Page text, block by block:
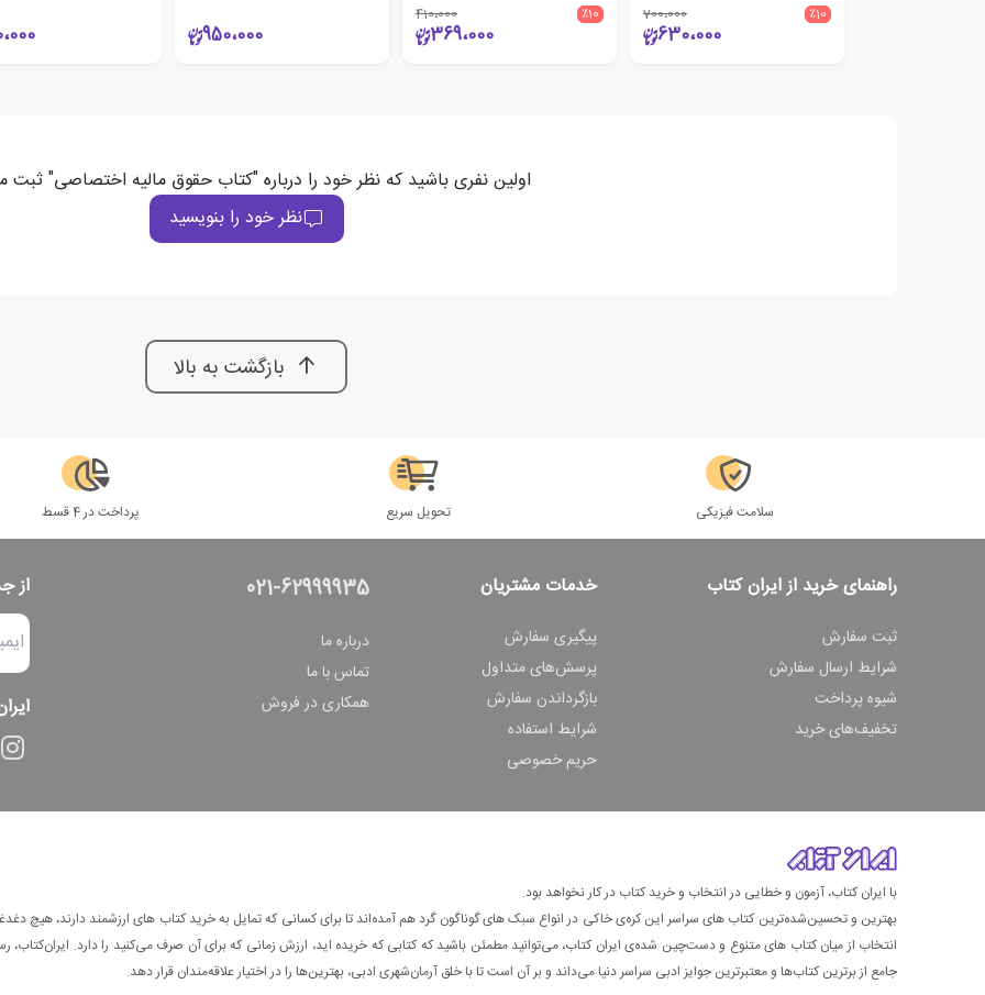
٪10 700،000
630،000
٪10 410،000
369،000 950،000
اولین نفری باشید که نظر خود را درباره "کتاب حقوق مالیه اختصاصی" ثبت
نظر خود را بنویسید
بازگشت به بالا
سلامت فیزیکی تحویل سریع پرداخت در 4 قسط
راهنمای خرید از ایران کتاب
ثبت سفارش
شرایط ارسال سفارش
شیوه پرداخت
تخفیف‌های خرید
خدمات مشتریان
پیگیری سفارش
پرسش‌های متداول
بازگرداندن سفارش
شرایط استفاده
حریم خصوصی
021-62999935
درباره ما
تماس با ما
همکاری در فروش
از
با ایران کتاب، آزمون و خطایی در انتخاب و خرید کتاب در کار نخواهد بود.
بهترین و تحسین‌شده‌ترین کتاب‌ های سراسر این کره‌ی خاکی در انواع سبک های گوناگون گرد هم آمده‌اند تا برای کسانی که تمایل به خرید کتاب های ارزشمند دارند، هیچ
انتخاب از میان کتاب های متنوع و دست‌چین شده‌ی ایران کتاب، می‌توانید مطمئن باشید که کتابی که خریده اید، ارزش زمانی که برای آن صرف می‌کنید را دارد. ایران‌کتاب،
جامع از برترین کتاب‌ها و معتبرترین جوایز ادبی سراسر دنیا می‌داند و بر آن است تا با خلق آرمان‌شهری ادبی، بهترین‌ها را در اختیار علاقه‌مندان قرار دهد.